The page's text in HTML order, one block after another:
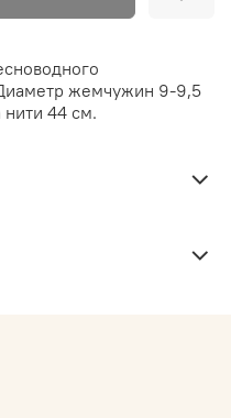
жемчужин 9-9,5
44 см.